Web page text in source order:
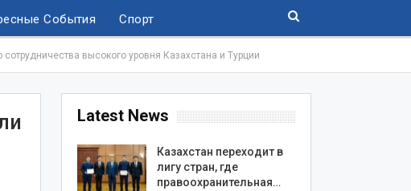
События Спорт
высокого уровня Казахстана и Турции
Latest News
Казахстан переходит в
лигу стран, где
правоохранительная…